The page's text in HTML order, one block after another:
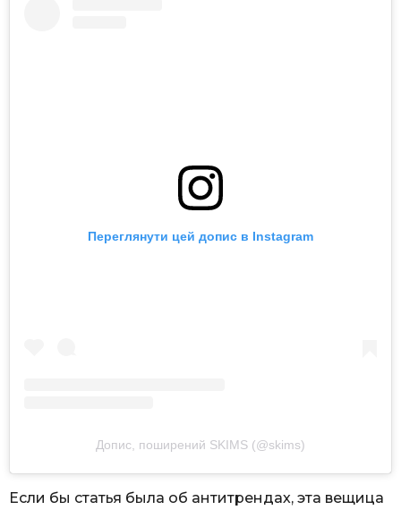
Переглянути цей допис в Instagram
Допис, поширений SKIMS (@skims)
Если бы статья была об антитрендах, эта вещица